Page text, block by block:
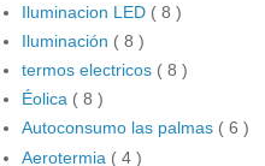
Iluminacion LED ( 8 )
Iluminación ( 8 )
termos electricos ( 8 )
Éolica ( 8 )
Autoconsumo las palmas ( 6 )
Aerotermia ( 4 )